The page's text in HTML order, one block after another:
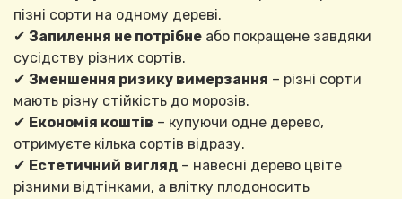
пізні сорти на одному дереві.
✔ Запилення не потрібне або покращене завдяки
сусідству різних сортів.
✔ Зменшення ризику вимерзання – різні сорти
мають різну стійкість до морозів.
✔ Економія коштів – купуючи одне дерево,
отримуєте кілька сортів відразу.
✔ Естетичний вигляд – навесні дерево цвіте
різними відтінками, а влітку плодоносить